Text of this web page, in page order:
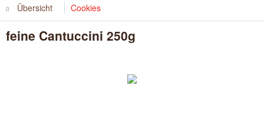
Übersicht Cookies
feine Cantuccini 250g